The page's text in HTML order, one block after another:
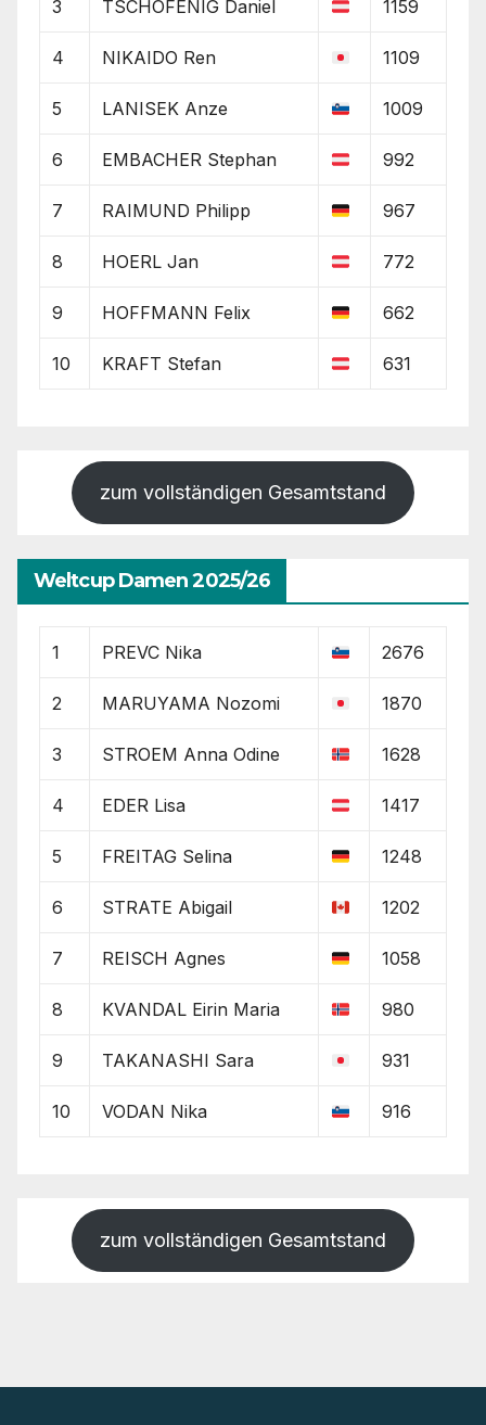
3 TSCHOFENIG Daniel 1159
4 NIKAIDO Ren 1109
5 LANISEK Anze 1009
6 EMBACHER Stephan 992
7 RAIMUND Philipp 967
8 HOERL Jan 772
9 HOFFMANN Felix 662
10 KRAFT Stefan 631
zum vollständigen Gesamtstand
Weltcup Damen 2025/26
1 PREVC Nika 2676
2 MARUYAMA Nozomi 1870
3 STROEM Anna Odine 1628
4 EDER Lisa 1417
5 FREITAG Selina 1248
6 STRATE Abigail 1202
7 REISCH Agnes 1058
8 KVANDAL Eirin Maria 980
9 TAKANASHI Sara 931
10 VODAN Nika 916
zum vollständigen Gesamtstand